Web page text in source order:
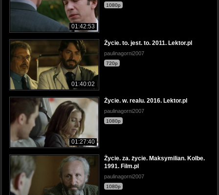
01:42:53
1080p
01:40:02
Życie. to. jest. to. 2011. Lektor.pl
paulinagorni2007
720p
01:27:40
Życie. w. realu. 2016. Lektor.pl
paulinagorni2007
1080p
Życie. za. życie. Maksymilian. Kolbe.
1991. Film.pl
paulinagorni2007
1080p